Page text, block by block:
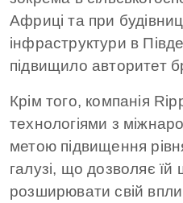
Африці та при
інфраструктури в
підвищило авторитет
Крім того, компанія
технологіями з
метою підвищення
галузі, що дозволяє їй
розширювати свій